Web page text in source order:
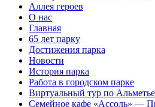
Аллея героев
О нас
Главная
65 лет парку
Достижения парка
Новости
История парка
Работа в городском парке
Виртуальный тур по
Семейное кафе «Ассоль» —